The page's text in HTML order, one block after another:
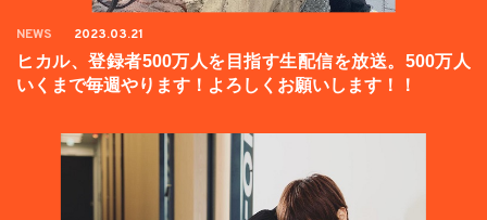
NEWS 2023.03.21
ヒカル、登録者500万人を目指す生配信を放送。500万人
いくまで毎週やります！よろしくお願いします！！